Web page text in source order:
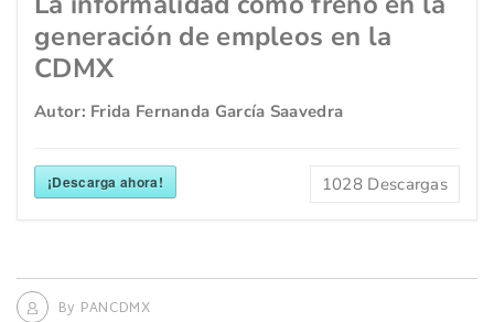
generación de empleos en la
CDMX
Autor: Frida Fernanda García Saavedra
¡Descarga ahora! 1028 Descargas
By PANCDMX